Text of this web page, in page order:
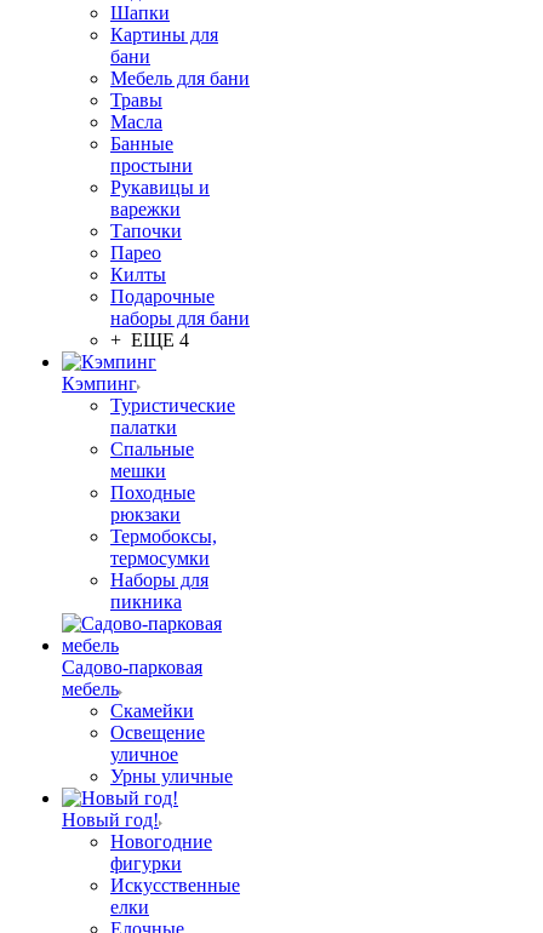
Шапки
Картины для
бани
Мебель для бани
Травы
Масла
Банные
простыни
Рукавицы и
варежки
Тапочки
Парео
Килты
Подарочные
наборы для бани
+ ЕЩЕ 4
Кэмпинг
Туристические
палатки
Спальные
мешки
Походные
рюкзаки
Термобоксы,
термосумки
Наборы для
пикника
Садово-парковая
мебель
Скамейки
Освещение
уличное
Урны уличные
Новый год!
Новогодние
фигурки
Искусственные
елки
Елочные